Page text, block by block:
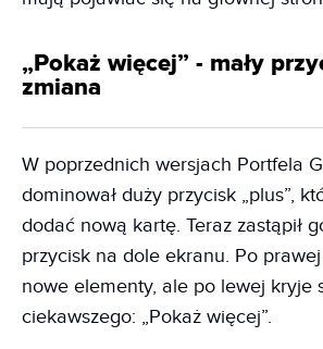
„Pokaż więcej” - mały
zmiana
W poprzednich wersjach Portfela
dominował duży przycisk „plus”,
dodać nową kartę. Teraz zastąpił
przycisk na dole ekranu. Po
nowe elementy, ale po lewej kryje
ciekawszego: „Pokaż więcej”.